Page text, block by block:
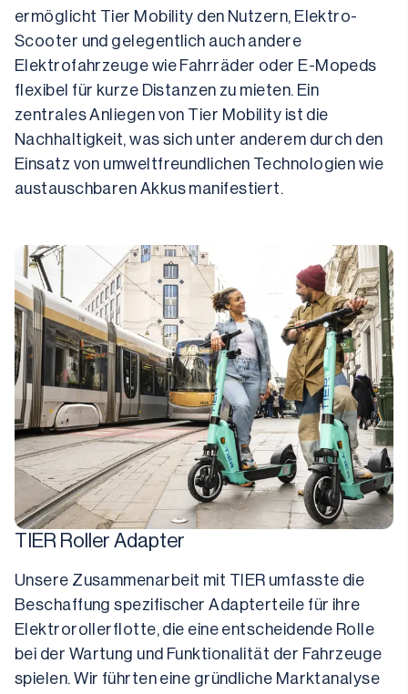
ermöglicht Tier Mobility den Nutzern, Elektro-
Scooter und gelegentlich auch andere
Elektrofahrzeuge wie Fahrräder oder E-Mopeds
flexibel für kurze Distanzen zu mieten. Ein
zentrales Anliegen von Tier Mobility ist die
Nachhaltigkeit, was sich unter anderem durch den
Einsatz von umweltfreundlichen Technologien wie
austauschbaren Akkus manifestiert.
TIER Roller Adapter
Unsere Zusammenarbeit mit TIER umfasste die
Beschaffung spezifischer Adapterteile für ihre
Elektrorollerflotte, die eine entscheidende Rolle
bei der Wartung und Funktionalität der Fahrzeuge
spielen. Wir führten eine gründliche Marktanalyse